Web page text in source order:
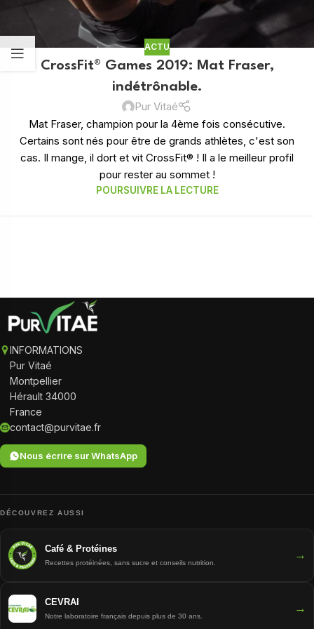
ACTU
CrossFit® Games 2019: Mat Fraser,
indétrônable.
Pur Vitaé
Mat Fraser, champion pour la 4ème fois consécutive.
Certains sont nés pour être de grands athlètes, c'est son
cas. Il mange, il dort et vit CrossFit® ! Il a le meilleur profil
pour rester au sommet !
POURSUIVRE LA LECTURE
INFORMATIONS
Pur Vitaé
Montpellier
Hérault 34000
France
contact@purvitae.fr
Nous écrire sur WhatsApp
DÉCOUVREZ AUSSI
Café & Protéines
Recettes protéinées, sans sucre et conseils nutrition.
→
CEVRAI
Notre laboratoire français depuis plus de 30 ans.
→